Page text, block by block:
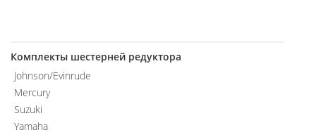
Комплекты шестерней редуктора
Johnson/Evinrude
Mercury
Suzuki
Yamaha